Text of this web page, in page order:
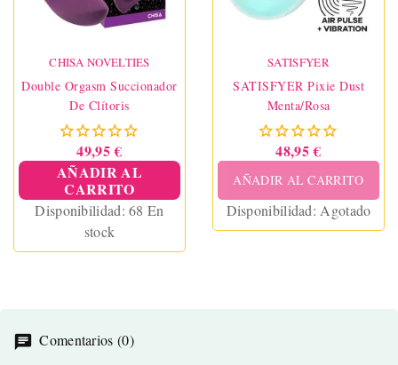
CHISA NOVELTIES
Double Orgasm Succionador
De Clítoris
49,95 €
AÑADIR AL
CARRITO
Disponibilidad:68 En
stock
SATISFYER
SATISFYER Pixie Dust
Menta/Rosa
48,95 €
AÑADIR AL CARRITO
Disponibilidad: Agotado
Comentarios (0)